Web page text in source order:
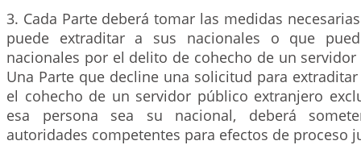
3. Cada Parte deberá tomar las medidas
puede extraditar a sus nacionales o que
nacionales por el delito de cohecho de un
Una Parte que decline una solicitud para
el cohecho de un servidor público extranjero
esa persona sea su nacional, deberá
autoridades competentes para efectos de proceso